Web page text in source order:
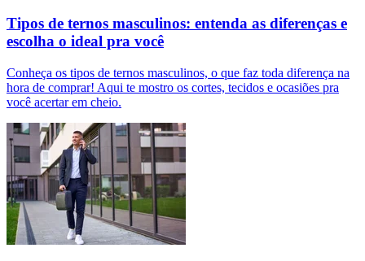
Tipos de ternos masculinos: entenda as diferenças e
escolha o ideal pra você
Conheça os tipos de ternos masculinos, o que faz toda diferença na
hora de comprar! Aqui te mostro os cortes, tecidos e ocasiões pra
você acertar em cheio.